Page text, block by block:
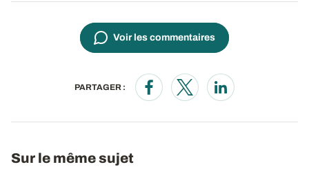
Voir les commentaires
PARTAGER :
Opens in a new window
Opens in a new window
Opens in a new
Sur le même sujet